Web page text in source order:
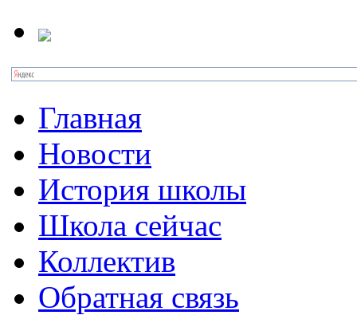
Главная
Новости
История школы
Школа сейчас
Коллектив
Обратная связь